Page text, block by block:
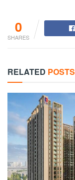
0
SHARES
RELATED POSTS